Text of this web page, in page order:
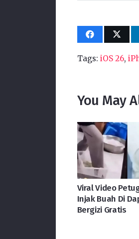
Tags: iOS 26,
You May
Viral Video
Injak Buah Di
Bergizi Gratis